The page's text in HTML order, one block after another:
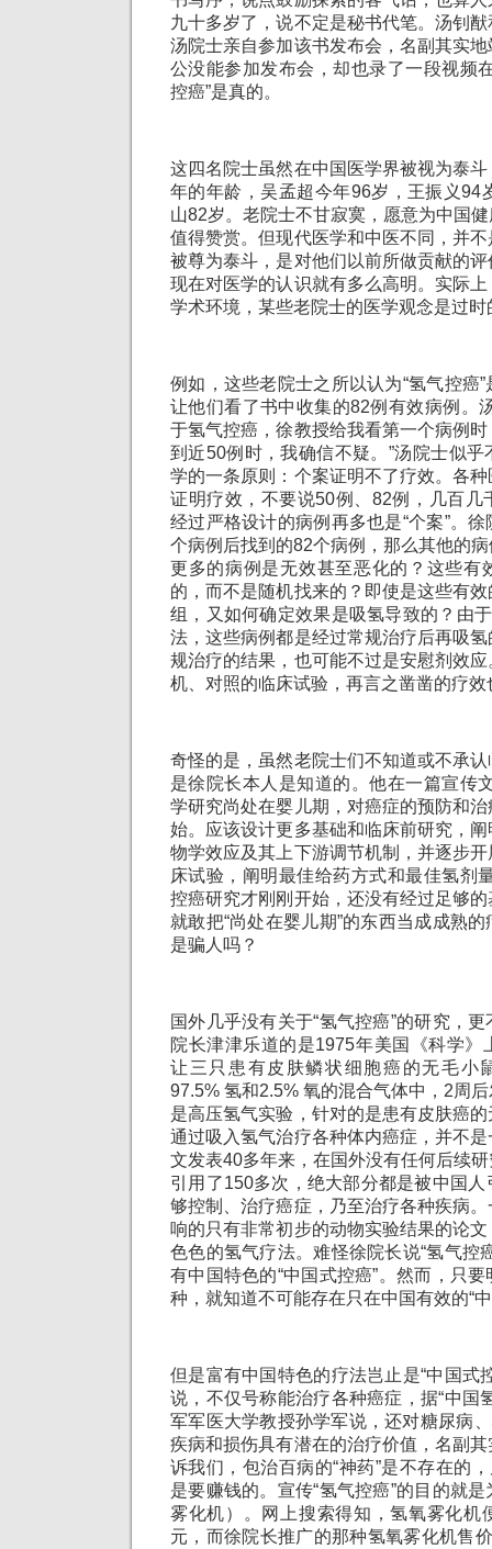
九十多岁了，说不定是秘书代笔。汤钊
汤院士亲自参加该书发布会，名副其实
公没能参加发布会，却也录了一段视频
控癌”是真的。
这四名院士虽然在中国医学界被视为泰
年的年龄，吴孟超今年96岁，王振义94
山82岁。老院士不甘寂寞，愿意为中国
值得赞赏。但现代医学和中医不同，并
被尊为泰斗，是对他们以前所做贡献的
现在对医学的认识就有多么高明。实际
学术环境，某些老院士的医学观念是过时
例如，这些老院士之所以认为“氢气控癌
让他们看了书中收集的82例有效病例。
于氢气控癌，徐教授给我看第一个病例
到近50例时，我确信不疑。”汤院士似
学的一条原则：个案证明不了疗效。各
证明疗效，不要说50例、82例，几百几
经过严格设计的病例再多也是“个案”。
个病例后找到的82个病例，那么其他的
更多的病例是无效甚至恶化的？这些有
的，而不是随机找来的？即使是这些有
组，又如何确定效果是吸氢导致的？由
法，这些病例都是经过常规治疗后再吸
规治疗的结果，也可能不过是安慰剂效
机、对照的临床试验，再言之凿凿的疗效
奇怪的是，虽然老院士们不知道或不承
是徐院长本人是知道的。他在一篇宣传
学研究尚处在婴儿期，对癌症的预防和
始。应该设计更多基础和临床前研究，
物学效应及其上下游调节机制，并逐步
床试验，阐明最佳给药方式和最佳氢剂
控癌研究才刚刚开始，还没有经过足够
就敢把“尚处在婴儿期”的东西当成成熟
是骗人吗？
国外几乎没有关于“氢气控癌”的研究，
院长津津乐道的是1975年美国《科学》
让三只患有皮肤鳞状细胞癌的无毛小
97.5% 氢和2.5% 氧的混合气体中，2周
是高压氢气实验，针对的是患有皮肤癌
通过吸入氢气治疗各种体内癌症，并不
文发表40多年来，在国外没有任何后续
引用了150多次，绝大部分都是被中国
够控制、治疗癌症，乃至治疗各种疾病
响的只有非常初步的动物实验结果的论
色色的氢气疗法。难怪徐院长说“氢气控
有中国特色的“中国式控癌”。然而，只
种，就知道不可能存在只在中国有效的“
但是富有中国特色的疗法岂止是“中国式
说，不仅号称能治疗各种癌症，据“中国
军军医大学教授孙学军说，还对糖尿病
疾病和损伤具有潜在的治疗价值，名副
诉我们，包治百病的“神药”是不存在的
是要赚钱的。宣传“氢气控癌”的目的就
雾化机）。网上搜索得知，氢氧雾化机
元，而徐院长推广的那种氢氧雾化机售